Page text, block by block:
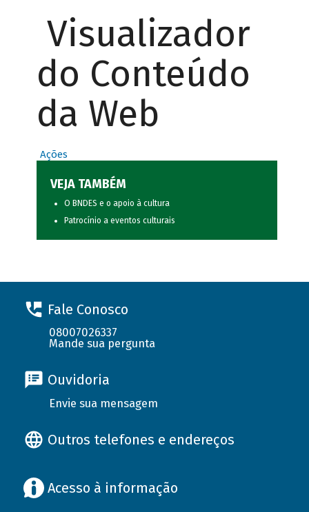
Visualizador
do Conteúdo
da Web
Ações
VEJA TAMBÉM
O BNDES e o apoio à cultura
Patrocínio a eventos culturais
Fale Conosco
08007026337
Mande sua pergunta
Ouvidoria
Envie sua mensagem
Outros telefones e endereços
Acesso à informação